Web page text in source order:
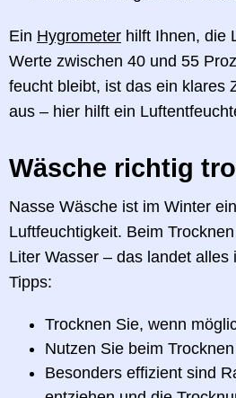
Ein Hygrometer hilft Ihnen, die
Werte zwischen 40 und 55
feucht bleibt, ist das ein klares
aus – hier hilft ein
Wäsche richtig
Nasse Wäsche ist im Winter
Luftfeuchtigkeit. Beim
Liter Wasser – das landet alles
Tipps:
Trocknen Sie, wenn
Nutzen Sie beim
Besonders effizient sind